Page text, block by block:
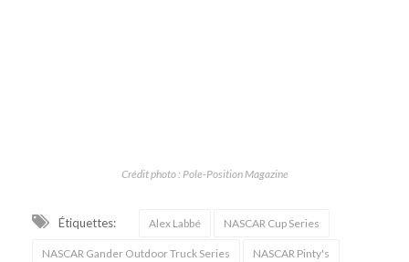
Crédit photo : Pole-Position Magazine
Étiquettes: Alex Labbé NASCAR Cup Series
NASCAR Gander Outdoor Truck Series NASCAR Pinty's